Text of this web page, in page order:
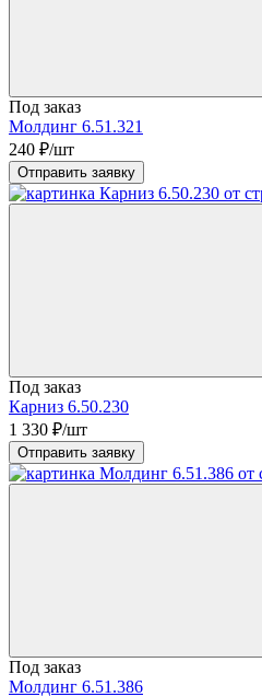
Под заказ
Молдинг 6.51.321
240 ₽/шт
Отправить заявку
Под заказ
Карниз 6.50.230
1 330 ₽/шт
Отправить заявку
Под заказ
Молдинг 6.51.386